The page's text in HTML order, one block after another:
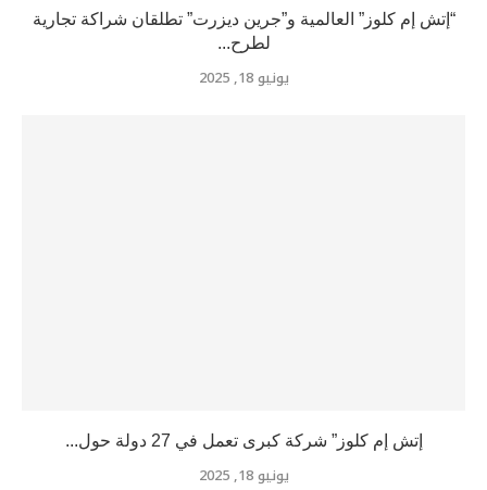
“إتش إم كلوز” العالمية و”جرين ديزرت” تطلقان شراكة تجارية
لطرح...
يونيو 18, 2025
إتش إم كلوز” شركة كبرى تعمل في 27 دولة حول...
يونيو 18, 2025